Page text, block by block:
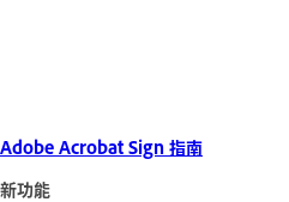
Adobe Acrobat Sign 指南
新功能